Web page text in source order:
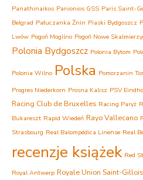
Panathinaikos Panionios GSS Paris Saint-
Belgrad Pałuczanka Żnin Piaski Bydgoszcz
Lwów Pogoń Mogilno Pogoń Nowe
Polonia Bydgoszcz Polonia Bytom
Polonia Wilno Polska Pomorzanin
Progres Niederkorn Prosna Kalisz PSV
Racing Club de Bruxelles Racing Paryż
Bukareszt Rapid Wiedeń Rayo Vallecano
Strasbourg Real Balompédica Linense Real
recenzje książek Red
Royal Antwerp Royale Union Saint-